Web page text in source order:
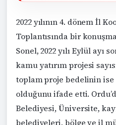
2022 yılının 4. dönem İl
Toplantısında bir
Sonel, 2022 yılı Eylül
kamu yatırım projesi
toplam proje bedelinin ise
olduğunu ifade etti.
Belediyesi, Üniversite,
belediyeleri, bölge ve il